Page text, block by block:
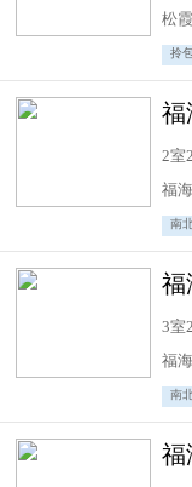
松
拎
福
2室
福
南
3室
福
南